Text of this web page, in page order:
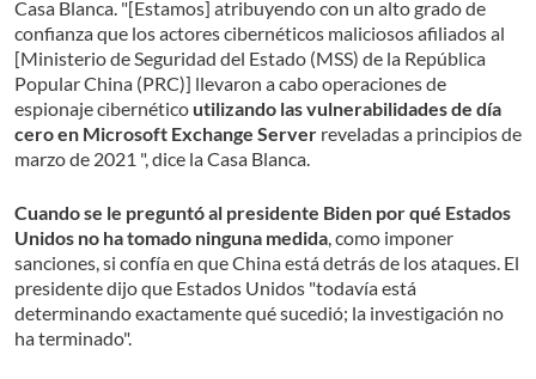
Casa Blanca. "[Estamos] atribuyendo con un alto grado de
confianza que los actores cibernéticos maliciosos afiliados al
[Ministerio de Seguridad del Estado (MSS) de la República
Popular China (PRC)] llevaron a cabo operaciones de
espionaje cibernético utilizando las vulnerabilidades de día
cero en Microsoft Exchange Server reveladas a principios de
marzo de 2021 ", dice la Casa Blanca.
Cuando se le preguntó al presidente Biden por qué Estados
Unidos no ha tomado ninguna medida, como imponer
sanciones, si confía en que China está detrás de los ataques. El
presidente dijo que Estados Unidos "todavía está
determinando exactamente qué sucedió; la investigación no
ha terminado".